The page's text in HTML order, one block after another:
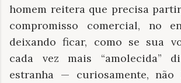
homem reitera que precisa
compromisso comercial, no
deixando ficar, como se sua
cada vez mais “amolecida”
estranha — curiosamente, não